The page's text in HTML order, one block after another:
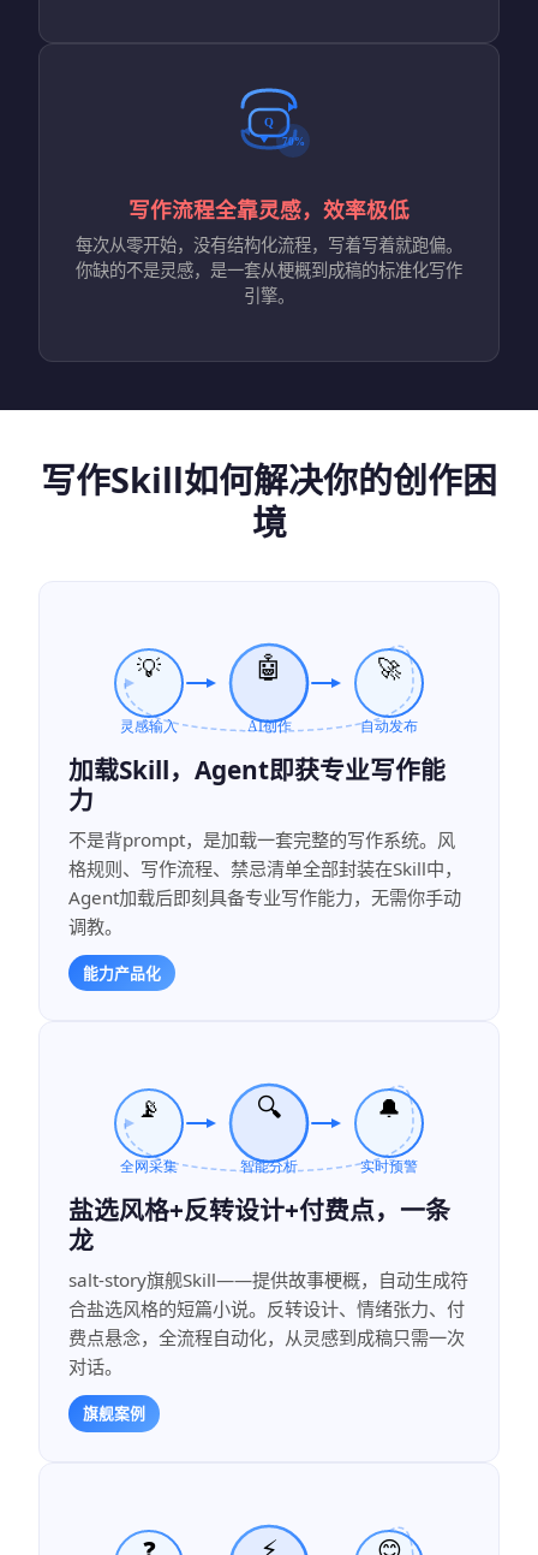
写作流程全靠灵感，效率极低
每次从零开始，没有结构化流程，写着写着就跑偏。
你缺的不是灵感，是一套从梗概到成稿的标准化写作
引擎。
写作Skill如何解决你的创作困
境
加载Skill，Agent即获专业写作能
力
不是背prompt，是加载一套完整的写作系统。风
格规则、写作流程、禁忌清单全部封装在Skill中，
Agent加载后即刻具备专业写作能力，无需你手动
调教。
能力产品化
盐选风格+反转设计+付费点，一条
龙
salt-story旗舰Skill——提供故事梗概，自动生成符
合盐选风格的短篇小说。反转设计、情绪张力、付
费点悬念，全流程自动化，从灵感到成稿只需一次
对话。
旗舰案例